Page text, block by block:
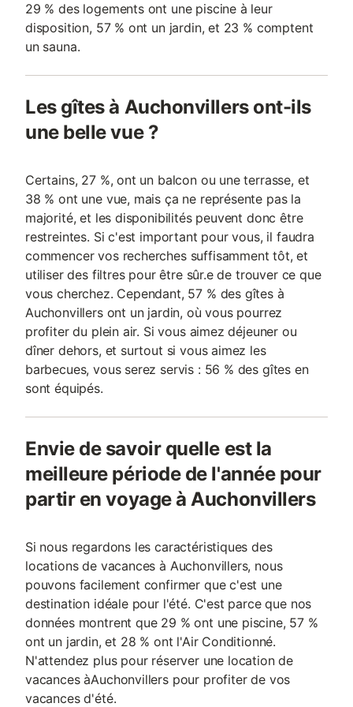
29 % des logements ont une piscine à leur
disposition, 57 % ont un jardin, et 23 % comptent
un sauna.
Les gîtes à Auchonvillers ont-ils
une belle vue ?
Certains, 27 %, ont un balcon ou une terrasse, et
38 % ont une vue, mais ça ne représente pas la
majorité, et les disponibilités peuvent donc être
restreintes. Si c'est important pour vous, il faudra
commencer vos recherches suffisamment tôt, et
utiliser des filtres pour être sûr.e de trouver ce que
vous cherchez. Cependant, 57 % des gîtes à
Auchonvillers ont un jardin, où vous pourrez
profiter du plein air. Si vous aimez déjeuner ou
dîner dehors, et surtout si vous aimez les
barbecues, vous serez servis : 56 % des gîtes en
sont équipés.
Envie de savoir quelle est la
meilleure période de l'année pour
partir en voyage à Auchonvillers
Si nous regardons les caractéristiques des
locations de vacances à Auchonvillers, nous
pouvons facilement confirmer que c'est une
destination idéale pour l'été. C'est parce que nos
données montrent que 29 % ont une piscine, 57 %
ont un jardin, et 28 % ont l'Air Conditionné.
N'attendez plus pour réserver une location de
vacances àAuchonvillers pour profiter de vos
vacances d'été.